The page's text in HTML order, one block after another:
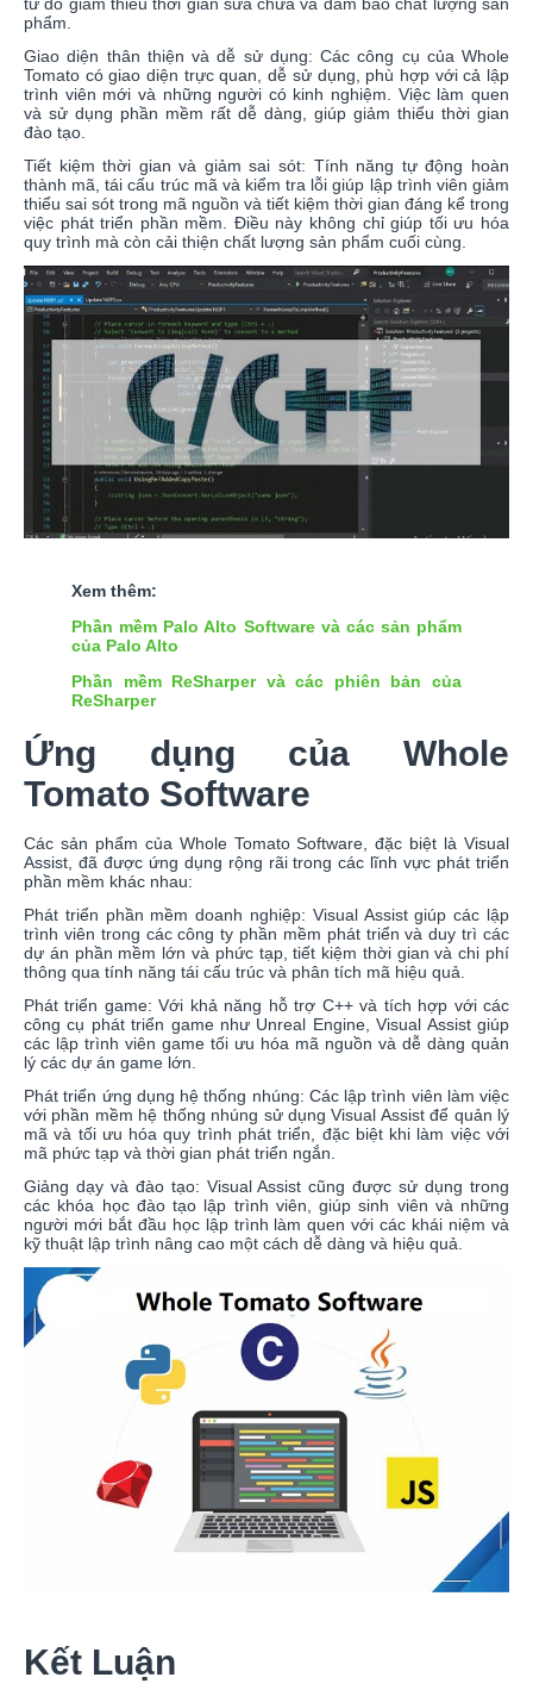
phẩm.
Giao diện thân thiện và dễ sử dụng: Các công cụ của Whole
Tomato có giao diện trực quan, dễ sử dụng, phù hợp với cả lập
trình viên mới và những người có kinh nghiệm. Việc làm quen
và sử dụng phần mềm rất dễ dàng, giúp giảm thiểu thời gian
đào tạo.
Tiết kiệm thời gian và giảm sai sót: Tính năng tự động hoàn
thành mã, tái cấu trúc mã và kiểm tra lỗi giúp lập trình viên giảm
thiểu sai sót trong mã nguồn và tiết kiệm thời gian đáng kể trong
việc phát triển phần mềm. Điều này không chỉ giúp tối ưu hóa
quy trình mà còn cải thiện chất lượng sản phẩm cuối cùng.
Xem thêm:
Phần mềm Palo Alto Software và các sản phẩm
của Palo Alto
Phần mềm ReSharper và các phiên bản của
ReSharper
Ứng dụng của Whole
Tomato Software
Các sản phẩm của Whole Tomato Software, đặc biệt là Visual
Assist, đã được ứng dụng rộng rãi trong các lĩnh vực phát triển
phần mềm khác nhau:
Phát triển phần mềm doanh nghiệp: Visual Assist giúp các lập
trình viên trong các công ty phần mềm phát triển và duy trì các
dự án phần mềm lớn và phức tạp, tiết kiệm thời gian và chi phí
thông qua tính năng tái cấu trúc và phân tích mã hiệu quả.
Phát triển game: Với khả năng hỗ trợ C++ và tích hợp với các
công cụ phát triển game như Unreal Engine, Visual Assist giúp
các lập trình viên game tối ưu hóa mã nguồn và dễ dàng quản
lý các dự án game lớn.
Phát triển ứng dụng hệ thống nhúng: Các lập trình viên làm việc
với phần mềm hệ thống nhúng sử dụng Visual Assist để quản lý
mã và tối ưu hóa quy trình phát triển, đặc biệt khi làm việc với
mã phức tạp và thời gian phát triển ngắn.
Giảng dạy và đào tạo: Visual Assist cũng được sử dụng trong
các khóa học đào tạo lập trình viên, giúp sinh viên và những
người mới bắt đầu học lập trình làm quen với các khái niệm và
kỹ thuật lập trình nâng cao một cách dễ dàng và hiệu quả.
Kết Luận